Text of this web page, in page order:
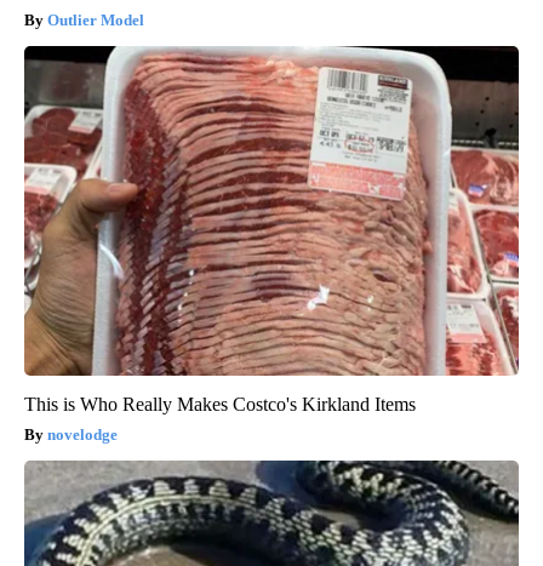
Outlier Model
This is Who Really Makes Costco's Kirkland Items
novelodge